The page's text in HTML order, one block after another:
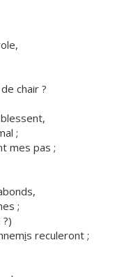
chair ?
;
mes pas ;
;
is reculeront ;